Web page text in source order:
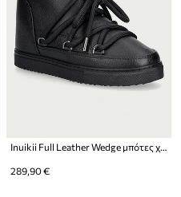
Inuikii Full Leather Wedge μπότες χιονιού Γυναικεία δερμάτινες
289,90 €